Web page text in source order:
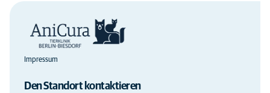
Impressum
Den Standort kontaktieren